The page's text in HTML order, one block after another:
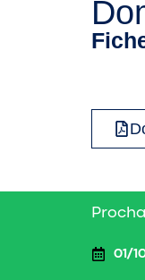
01/